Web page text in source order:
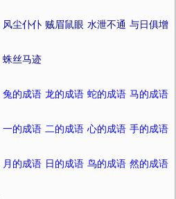
风尘仆仆 贼眉鼠眼 水泄不通 与日俱增
蛛丝马迹
兔的成语 龙的成语 蛇的成语 马的成语
一的成语 二的成语 心的成语 手的成语
月的成语 日的成语 鸟的成语 然的成语